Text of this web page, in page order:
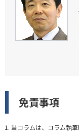
免責事項
当コラムは、コラム執